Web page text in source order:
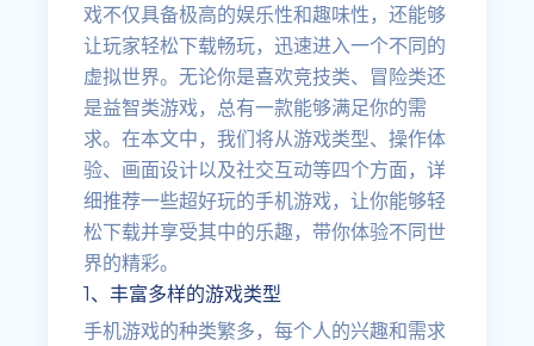
戏不仅具备极高的娱乐性和趣味性，还能够
让玩家轻松下载畅玩，迅速进入一个不同的
虚拟世界。无论你是喜欢竞技类、冒险类还
是益智类游戏，总有一款能够满足你的需
求。在本文中，我们将从游戏类型、操作体
验、画面设计以及社交互动等四个方面，详
细推荐一些超好玩的手机游戏，让你能够轻
松下载并享受其中的乐趣，带你体验不同世
界的精彩。
1、丰富多样的游戏类型
手机游戏的种类繁多，每个人的兴趣和需求